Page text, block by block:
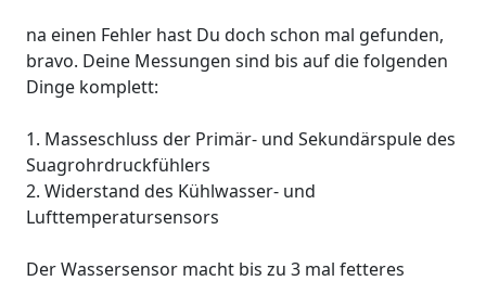
na einen Fehler hast Du doch schon mal gefunden,
bravo. Deine Messungen sind bis auf die folgenden
Dinge komplett:
1. Masseschluss der Primär- und Sekundärspule des
Suagrohrdruckfühlers
2. Widerstand des Kühlwasser- und
Lufttemperatursensors
Der Wassersensor macht bis zu 3 mal fetteres